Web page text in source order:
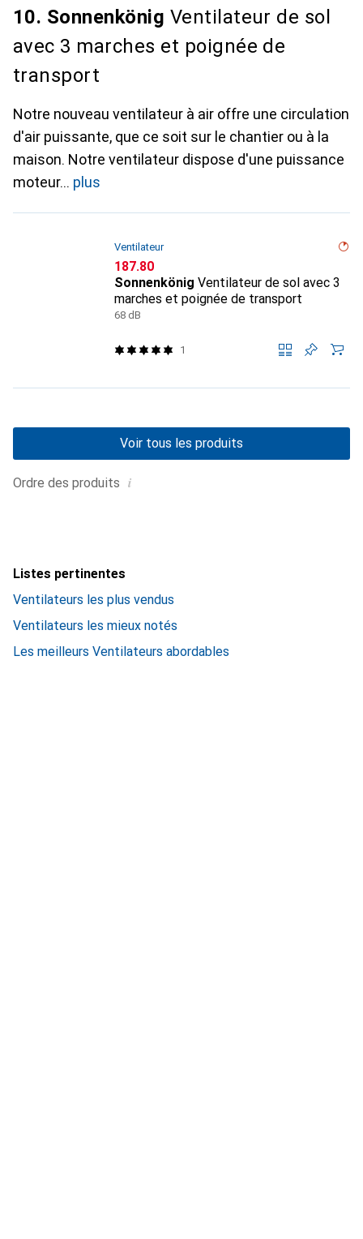
10. Sonnenkönig Ventilateur de sol
avec 3 marches et poignée de
transport
Notre nouveau ventilateur à air offre une circulation
d'air puissante, que ce soit sur le chantier ou à la
maison. Notre ventilateur dispose d'une puissance
moteur
plus
Ventilateur
CHF
187.80
Sonnenkönig Ventilateur de sol avec 3
marches et poignée de transport
68 dB
1
Ordre des produits i
Voir tous les produits
Listes pertinentes
Ventilateurs les plus vendus
Ventilateurs les mieux notés
Les meilleurs Ventilateurs abordables